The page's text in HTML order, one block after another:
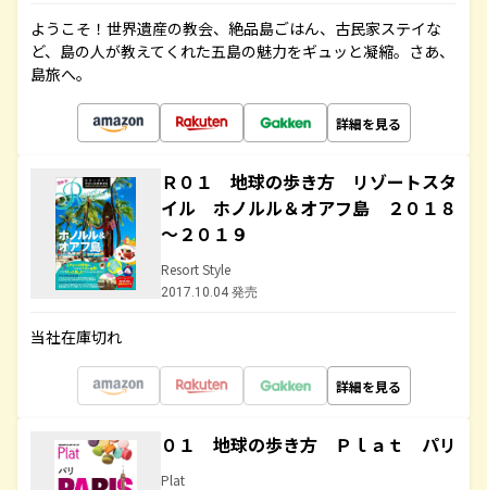
ようこそ！世界遺産の教会、絶品島ごはん、古民家ステイな
ど、島の人が教えてくれた五島の魅力をギュッと凝縮。さあ、
島旅へ。
詳細を見る
Ｒ０１ 地球の歩き方 リゾートスタ
イル ホノルル＆オアフ島 ２０１８
～２０１９
Resort Style
2017.10.04 発売
当社在庫切れ
詳細を見る
０１ 地球の歩き方 Ｐｌａｔ パリ
Plat